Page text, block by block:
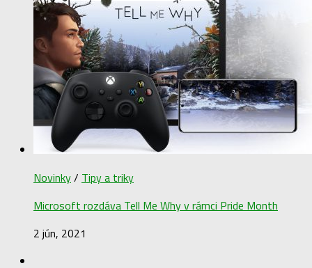
Novinky/ Tipy a triky
Microsoft rozdáva Tell Me Why v rámci Pride Month
2 jún, 2021